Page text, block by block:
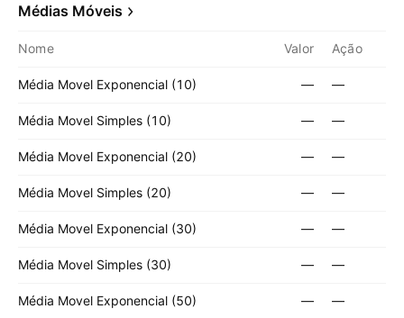
Médias Móveis
Nome Valor Ação
Média Movel Exponencial (10) — —
Média Movel Simples (10) — —
Média Movel Exponencial (20) — —
Média Movel Simples (20) — —
Média Movel Exponencial (30) — —
Média Movel Simples (30) — —
Média Movel Exponencial (50) — —